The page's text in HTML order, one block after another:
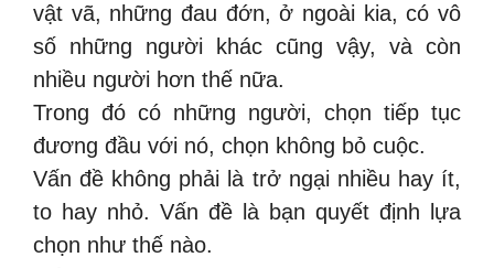
vật vã, những đau đớn, ở ngoài kia, có vô
số những người khác cũng vậy, và còn
nhiều người hơn thế nữa.
Trong đó có những người, chọn tiếp tục
đương đầu với nó, chọn không bỏ cuộc.
Vấn đề không phải là trở ngại nhiều hay ít,
to hay nhỏ. Vấn đề là bạn quyết định lựa
chọn như thế nào.